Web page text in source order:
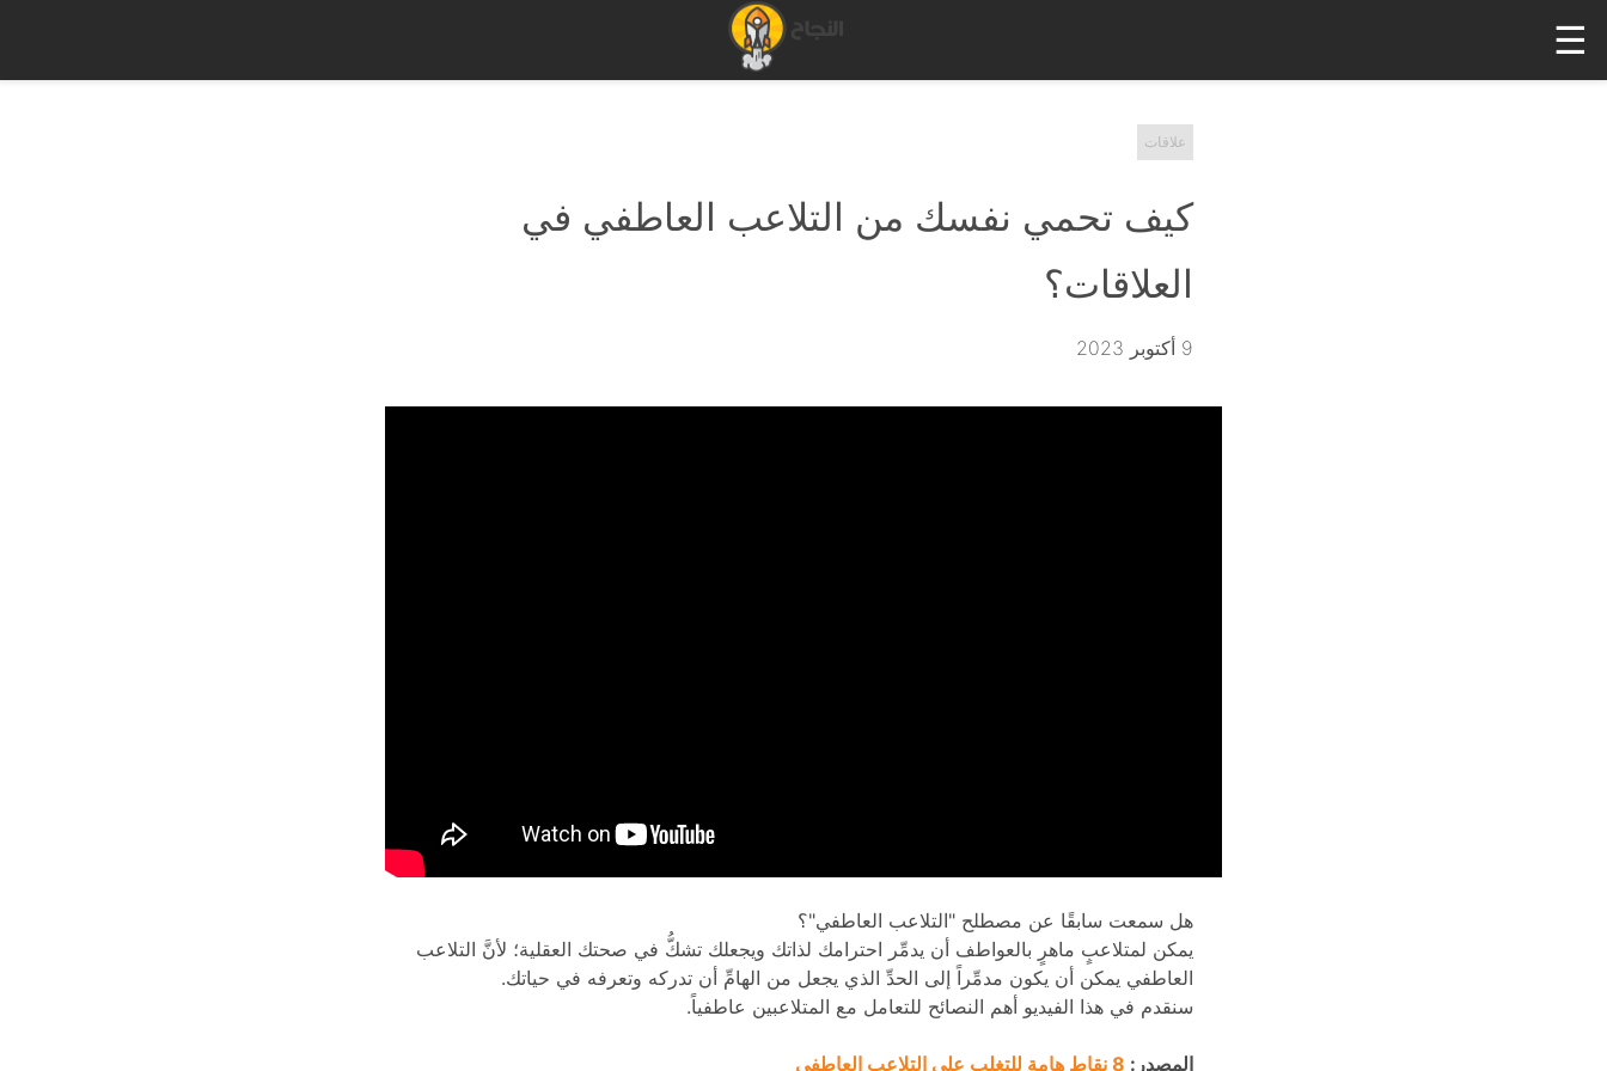
☰
علاقات
كيف تحمي نفسك من التلاعب العاطفي في
العلاقات؟
9 أكتوبر 2023
هل سمعت سابقًا عن مصطلح "التلاعب العاطفي"؟
يمكن لمتلاعبٍ ماهرٍ بالعواطف أن يدمِّر احترامك لذاتك ويجعلك تشكُّ في صحتك العقلية؛ لأنَّ التلاعب
العاطفي يمكن أن يكون مدمِّراً إلى الحدِّ الذي يجعل من الهامِّ أن تدركه وتعرفه في حياتك.
سنقدم في هذا الفيديو أهم النصائح للتعامل مع المتلاعبين عاطفياً.
المصدر: 8 نقاط هامة للتغلب على التلاعب العاطفي